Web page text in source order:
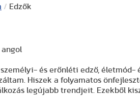
/ Edzők
és erőnléti edző, életmód-
Hiszek a folyamatos
legújabb trendjeit. Ezekből